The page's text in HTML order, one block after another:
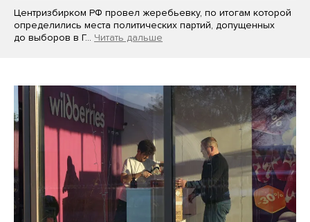
Центризбирком РФ провел жеребьевку, по итогам которой
определились места политических партий, допущенных
до выборов в Г… Читать дальше